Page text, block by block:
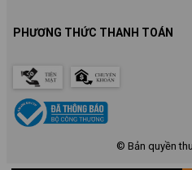
© Bản quyền
PHƯƠNG THỨC THANH TOÁN